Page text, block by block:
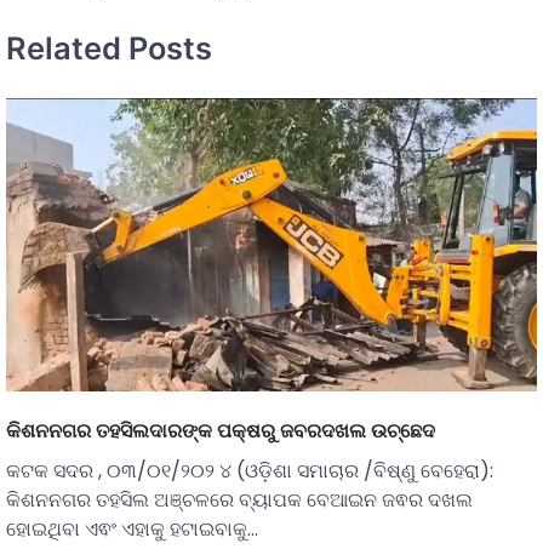
Related Posts
କିଶନନଗର ତହସିଲଦାରଙ୍କ ପକ୍ଷରୁ ଜବରଦଖଲ ଉଚ୍ଛେଦ
କଟକ ସଦର , ୦୩/୦୧/୨୦୨ ୪ (ଓଡ଼ିଶା ସମାଚାର /ବିଷ୍ଣୁ ବେହେରା):
କିଶନନଗର ତହସିଲ ଅଞ୍ଚଳରେ ବ୍ୟାପକ ବେଆଇନ ଜଵର ଦଖଲ
ହୋଇଥିବା ଏଵଂ ଏହାକୁ ହଟାଇବାକୁ…